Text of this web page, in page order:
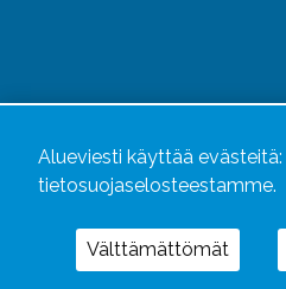
Alueviesti käyttää evästeitä:
tietosuojaselosteestamme.
Välttämättömät